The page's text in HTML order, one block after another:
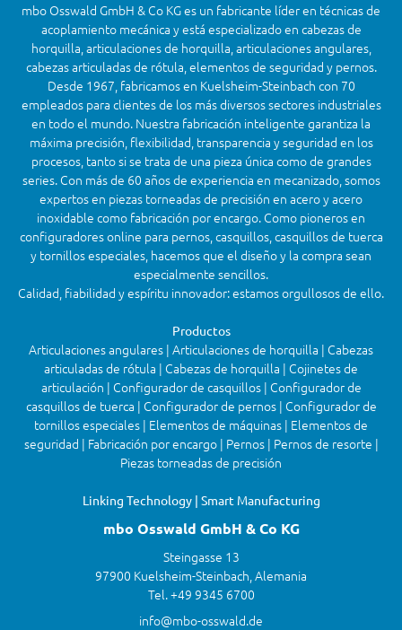
mbo Osswald GmbH & Co KG es un fabricante líder en técnicas de
acoplamiento mecánica y está especializado en cabezas de
horquilla, articulaciones de horquilla, articulaciones angulares,
cabezas articuladas de rótula, elementos de seguridad y pernos.
Desde 1967, fabricamos en Kuelsheim-Steinbach con 70
empleados para clientes de los más diversos sectores industriales
en todo el mundo. Nuestra fabricación inteligente garantiza la
máxima precisión, flexibilidad, transparencia y seguridad en los
procesos, tanto si se trata de una pieza única como de grandes
series. Con más de 60 años de experiencia en mecanizado, somos
expertos en piezas torneadas de precisión en acero y acero
inoxidable como fabricación por encargo. Como pioneros en
configuradores online para pernos, casquillos, casquillos de tuerca
y tornillos especiales, hacemos que el diseño y la compra sean
especialmente sencillos.
Calidad, fiabilidad y espíritu innovador: estamos orgullosos de ello.
Productos
Articulaciones angulares | Articulaciones de horquilla | Cabezas
articuladas de rótula | Cabezas de horquilla | Cojinetes de
articulación | Configurador de casquillos | Configurador de
casquillos de tuerca | Configurador de pernos | Configurador de
tornillos especiales | Elementos de máquinas | Elementos de
seguridad | Fabricación por encargo | Pernos | Pernos de resorte |
Piezas torneadas de precisión
Linking Technology | Smart Manufacturing
mbo Osswald GmbH & Co KG
Steingasse 13
97900 Kuelsheim-Steinbach, Alemania
Tel. +49 9345 6700
info@mbo-osswald.de